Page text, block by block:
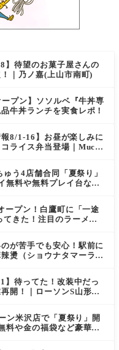
】待望のお菓子屋さんの
｜乃ノ嘉(上山市南町)
ープン】ソソルベ『牛丼専
牛丼ランチを実食レポ！
報8/1-16】お昼が楽しみに
ライス弁当登場｜Mucha
ゅう4店舗合同「夏祭り」
無料や無料プレイ台など
ープン！白鷹町に「一途
てきた！注目のラーメン
のが苦手でも安心！駅前に
燙（ショウナタマーラー
】待ってた！改装中だっ
開！｜ローソンS山形七
ン米沢店で「夏祭り」開
料や金の福袋など豪華企